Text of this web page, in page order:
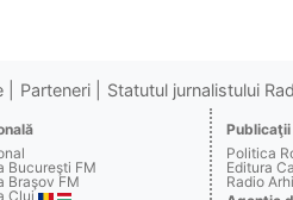
Parteneri Statutul jurnalistului
Bucureşti FM
Braşov FM
Cluj
Publicaţii
Politica
Editura
Radio